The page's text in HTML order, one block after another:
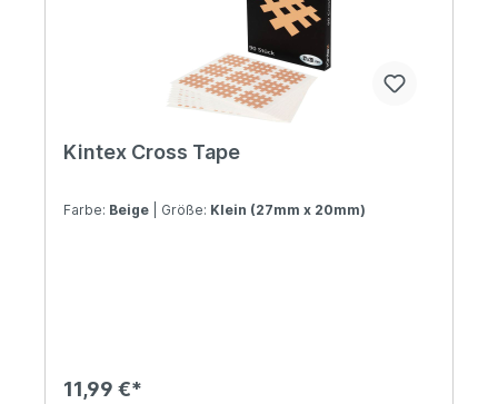
Kintex Cross Tape
Farbe: Beige | Größe: Klein (27mm x 20mm)
11,99 €*